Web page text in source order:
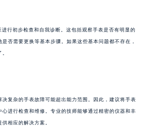
进行初步检查和自我诊断。这包括观察手表是否有明显的
否需要更换等基本步骤。如果这些基本问题都不存在，
复杂的手表故障可能超出能力范围。因此，建议将手表
进行检查和维修。专业的技师能够通过精密的仪器和丰
相应的解决方案。